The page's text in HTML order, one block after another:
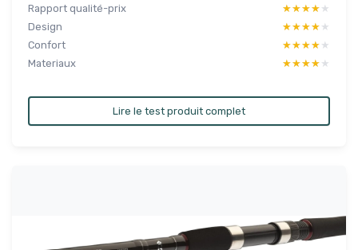
Rapport qualité-prix ★★★★★
★★★★★
Design
★★★★★
★★★★★
Confort
★★★★★
★★★★★
Materiaux
★★★★★
★★★★★
Lire le test produit complet